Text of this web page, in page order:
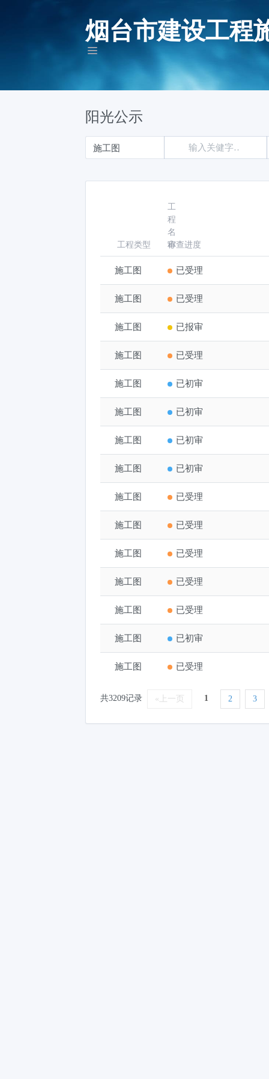
烟台市建设工程
阳光公示
工程类型
工
程
名
称
审查进度
施工图 烟台开发区G-1小区海信
已受理
施工图 A-23安置小区三期11#-
已受理
施工图 山东城市服务职业学院
已报审
施工图 中宠宠物营养健康研究
已受理
施工图 A04车间-变更20260701
已初审
施工图 A02车间、B01车间-变更
已初审
施工图 A01车间、A03车间-变更
已初审
施工图 万华化学-河海综合智慧
已初审
施工图 爱筑（山东）生物科技
已受理
施工图 中宠产业园四期项目6#
已受理
施工图 烟台高新区信息科技产
已受理
施工图 山东百利好食品有限公
已受理
施工图 仙东大厦办公楼幕墙工程
已受理
施工图 哈尔滨工程大学（烟台
已初审
施工图 宿舍办公楼
已受理
共3209记录 «上一页 1 2 3